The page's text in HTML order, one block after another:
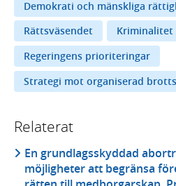
Demokrati och mänskliga
Rättsväsendet
Kriminalitet
Regeringens prioriteringar
Strategi mot organiserad
Relaterat
En grundlagsskyddad
möjligheter att begränsa